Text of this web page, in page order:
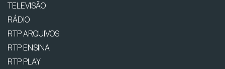
TELEVISÃO
RÁDIO
RTP ARQUIVOS
RTP ENSINA
RTP PLAY